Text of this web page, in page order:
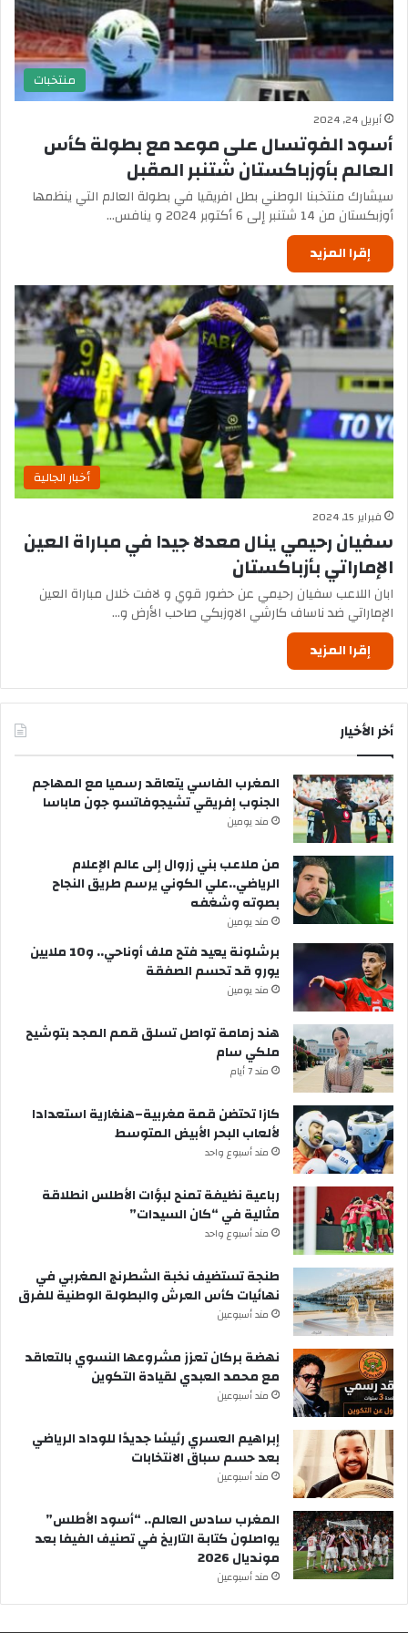
منتخبات
أبريل 24, 2024
أسود الفوتسال على موعد مع بطولة كأس
العالم بأوزباكستان شتنبر المقبل
سيشارك منتخبنا الوطني بطل افريقيا في بطولة العالم التي ينظمها
أوزبكستان من 14 شتنبر إلى 6 أكتوبر 2024 و ينافس…
إقرا المزيد
أخبار الجالية
فبراير 15, 2024
سفيان رحيمي ينال معدلا جيدا في مباراة العين
الإماراتي بأزباكستان
ابان اللاعب سفيان رحيمي عن حضور قوي و لافت خلال مباراة العين
الإماراتي ضد ناساف كارشي الاوزبكي صاحب الأرض و…
إقرا المزيد
أخر الأخيار
المغرب الفاسي يتعاقد رسميا مع المهاجم
الجنوب إفريقي تشيجوفاتسو جون ماباسا
مند يومين
من ملاعب بني زروال إلى عالم الإعلام
الرياضي..علي الكوني يرسم طريق النجاح
بصوته وشغفه
مند يومين
برشلونة يعيد فتح ملف أوناحي.. و10 ملايين
يورو قد تحسم الصفقة
مند يومين
هند زمامة تواصل تسلق قمم المجد بتوشيح
ملكي سام
مند 7 أيام
كازا تحتضن قمة مغربية–هنغارية استعدادا
لألعاب البحر الأبيض المتوسط
مند أسبوع واحد
رباعية نظيفة تمنح لبؤات الأطلس انطلاقة
مثالية في “كان السيدات”
مند أسبوع واحد
طنجة تستضيف نخبة الشطرنج المغربي في
نهائيات كأس العرش والبطولة الوطنية للفرق
مند أسبوعين
نهضة بركان تعزز مشروعها النسوي بالتعاقد
مع محمد العبدي لقيادة التكوين
مند أسبوعين
إبراهيم العسري رئيسًا جديدًا للوداد الرياضي
بعد حسم سباق الانتخابات
مند أسبوعين
المغرب سادس العالم.. “أسود الأطلس”
يواصلون كتابة التاريخ في تصنيف الفيفا بعد
مونديال 2026
مند أسبوعين